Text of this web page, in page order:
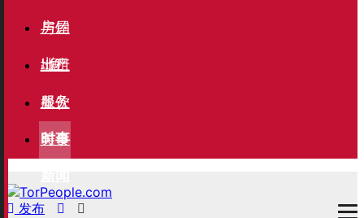
与钓
鱼
房屋
出租
地产
服务
餐饮
美食
时事
发布